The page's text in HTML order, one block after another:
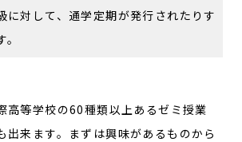
に対して、通学定期が発行されたりす
高等学校の60種類以上あるゼミ授業
出来ます。まずは興味があるものから